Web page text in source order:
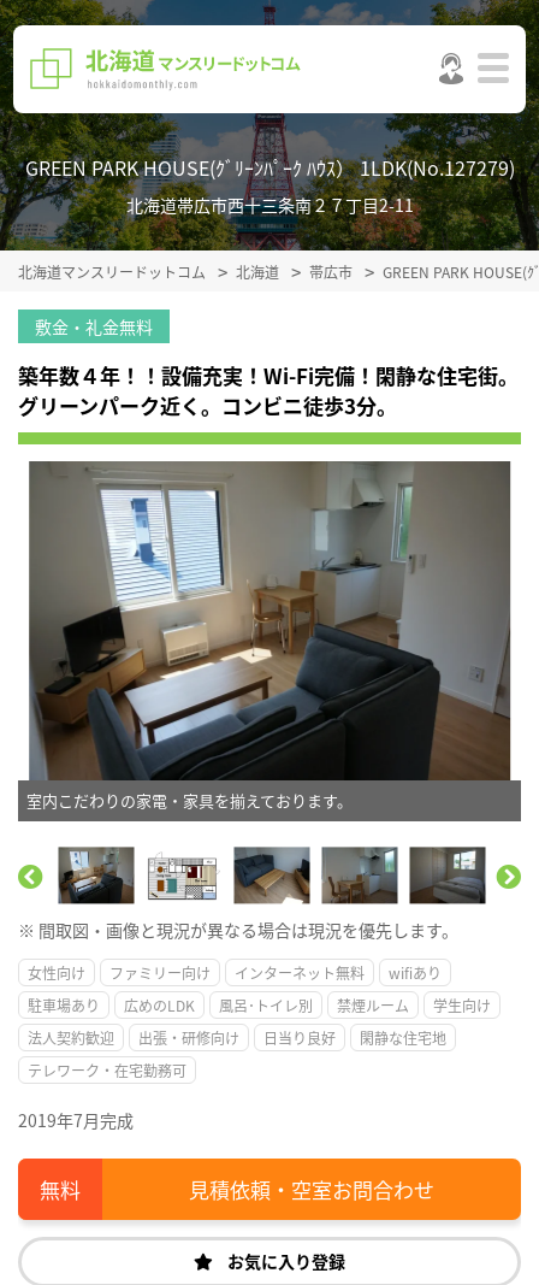
GREEN PARK HOUSE(ｸﾞﾘｰﾝﾊﾟｰｸ ﾊｳｽ） 1LDK(No.127279)
北海道帯広市西十三条南２７丁目2-11
北海道マンスリードットコム 北海道 帯広市 GREEN PARK HOUSE(
敷金・礼金無料
築年数４年！！設備充実！Wi-Fi完備！閑静な住宅街。
グリーンパーク近く。コンビニ徒歩3分。
室内こだわりの家電・家具を揃えております。
※ 間取図・画像と現況が異なる場合は現況を優先します。
女性向け ファミリー向け インターネット無料
wifiあり
駐車場あり
広めのLDK 風呂･トイレ別 禁煙ルーム
学生向け
法人契約歓迎
出張・研修向け 日当り良好
閑静な住宅地
テレワーク・在宅勤務可
2019年7月完成
見積依頼・空室お問合わせ
お気に入り登録